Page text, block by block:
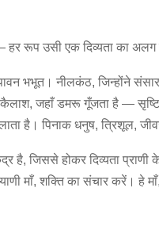
रूप उसी एक दिव्यता का
भभूत। नीलकंठ, जिन्होंने
जहाँ डमरू गूँजता है —
है। पिनाक धनुष, त्रिशूल,
है, जिससे होकर दिव्यता प्राणी
माँ, शक्ति का संचार करें। हे